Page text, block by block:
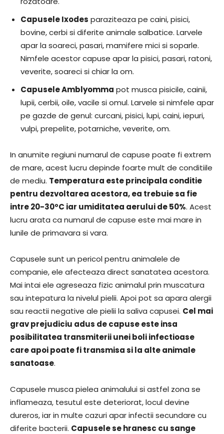
Capusele Ixodes paraziteaza pe caini, pisici,
bovine, cerbi si diferite animale salbatice. Larvele
apar la soareci, pasari, mamifere mici si soparle.
Nimfele acestor capuse apar la pisici, pasari, ratoni,
veverite, soareci si chiar la om.
Capusele Amblyomma pot musca pisicile, cainii,
lupii, cerbii, oile, vacile si omul. Larvele si nimfele apar
pe gazde de genul: curcani, pisici, lupi, caini, iepuri,
vulpi, prepelite, potarniche, veverite, om.
In anumite regiuni numarul de capuse poate fi extrem
de mare, acest lucru depinde foarte mult de conditiile
de mediu. Temperatura este principala conditie
pentru dezvoltarea acestora, ea trebuie sa fie
intre 20-30ºC iar umiditatea aerului de 50%. Acest
lucru arata ca numarul de capuse este mai mare in
lunile de primavara si vara.
Capusele sunt un pericol pentru animalele de
companie, ele afecteaza direct sanatatea acestora.
Mai intai ele agreseaza fizic animalul prin muscatura
sau intepatura la nivelul pielii. Apoi pot sa apara alergii
sau reactii negative ale pielii la saliva capusei. Cel mai
grav prejudiciu adus de capuse este insa
posibilitatea transmiterii unei boli infectioase
care apoi poate fi transmisa si la alte animale
sanatoase.
Capusele musca pielea animalului si astfel zona se
inflameaza, tesutul este deteriorat, locul devine
dureros, iar in multe cazuri apar infectii secundare cu
diferite bacterii. Capusele se hranesc cu sange